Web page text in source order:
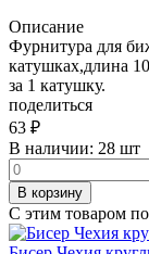
Описание
Фурнитура для
катушках,длина
за 1 катушку.
поделиться
63 ₽
В наличии: 28 шт
В корзину
С этим товаром